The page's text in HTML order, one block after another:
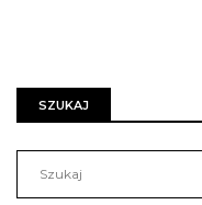
SZUKAJ